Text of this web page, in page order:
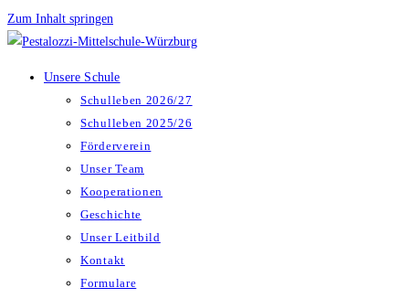
Zum Inhalt springen
Unsere Schule
Schulleben 2026/27
Schulleben 2025/26
Förderverein
Unser Team
Kooperationen
Geschichte
Unser Leitbild
Kontakt
Formulare